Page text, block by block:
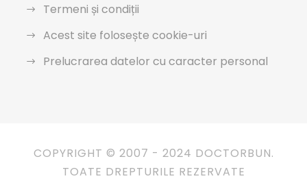
Termeni și condiții
Acest site folosește cookie-uri
Prelucrarea datelor cu caracter personal
COPYRIGHT © 2007 - 2024 DOCTORBUN.
TOATE DREPTURILE REZERVATE